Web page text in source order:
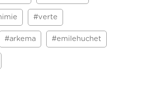
#verte
#arkema #emilehuchet